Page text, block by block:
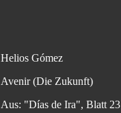
Helios Gómez
Avenir (Die Zukunft)
Aus: "Días de Ira", Blatt 23